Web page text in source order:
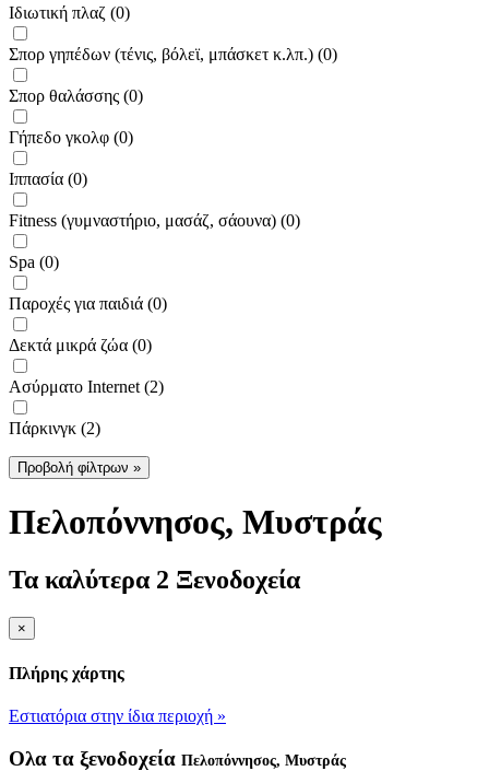
Ιδιωτική πλαζ (0)
Σπορ γηπέδων (τένις, βόλεϊ, μπάσκετ κ.λπ.) (0)
Σπορ θαλάσσης (0)
Γήπεδο γκολφ (0)
Ιππασία (0)
Fitness (γυμναστήριο, μασάζ, σάουνα) (0)
Spa (0)
Παροχές για παιδιά (0)
Δεκτά μικρά ζώα (0)
Ασύρματο Internet (2)
Πάρκινγκ (2)
Προβολή φίλτρων »
Πελοπόννησος, Μυστράς
Τα καλύτερα 2 Ξενοδοχεία
×
Πλήρης χάρτης
Εστιατόρια στην ίδια περιοχή »
Ολα τα ξενοδοχεία Πελοπόννησος, Μυστράς